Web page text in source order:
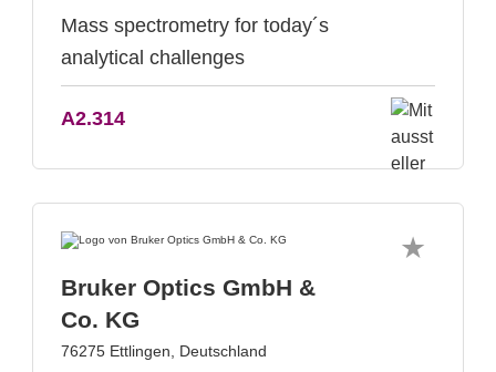
Mass spectrometry for today´s
analytical challenges
A2.314
Bruker Optics GmbH &
Co. KG
76275 Ettlingen, Deutschland